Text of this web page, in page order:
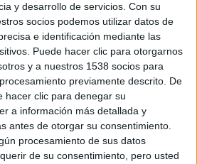
y desarrollo de servicios. Con su
socios podemos utilizar datos de
e identificación mediante las
Puede hacer clic para otorgarnos
y a nuestros 1538 socios para
previamente descrito. De
hacer clic para denegar su
a información más detallada y
antes de otorgar su consentimiento.
procesamiento de sus datos
de su consentimiento, pero usted